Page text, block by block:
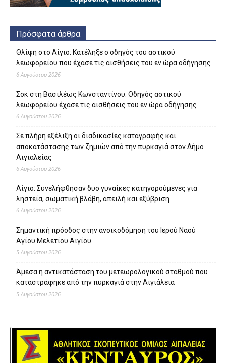
Πρόσφατα άρθρα
Θλίψη στο Αίγιο: Κατέληξε ο οδηγός του αστικού
λεωφορείου που έχασε τις αισθήσεις του εν ώρα οδήγησης
6 Αυγούστου 2026
Σοκ στη Βασιλέως Κωνσταντίνου: Οδηγός αστικού
λεωφορείου έχασε τις αισθήσεις του εν ώρα οδήγησης
6 Αυγούστου 2026
Σε πλήρη εξέλιξη οι διαδικασίες καταγραφής και
αποκατάστασης των ζημιών από την πυρκαγιά στον Δήμο
Αιγιαλείας
6 Αυγούστου 2026
Αίγιο: Συνελήφθησαν δυο γυναίκες κατηγορούμενες για
ληστεία, σωματική βλάβη, απειλή και εξύβριση
6 Αυγούστου 2026
Σημαντική πρόοδος στην ανοικοδόμηση του Ιερού Ναού
Αγίου Μελετίου Αιγίου
5 Αυγούστου 2026
Άμεσα η αντικατάσταση του μετεωρολογικού σταθμού που
καταστράφηκε από την πυρκαγιά στην Αιγιάλεια
5 Αυγούστου 2026